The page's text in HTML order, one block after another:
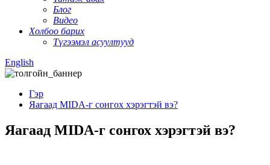
Блог
Видео
Холбоо барих
Түгээмэл асуултууд
English
Гэр
Яагаад MIDA-г сонгох хэрэгтэй вэ?
Яагаад MIDA-г сонгох хэрэгтэй вэ?